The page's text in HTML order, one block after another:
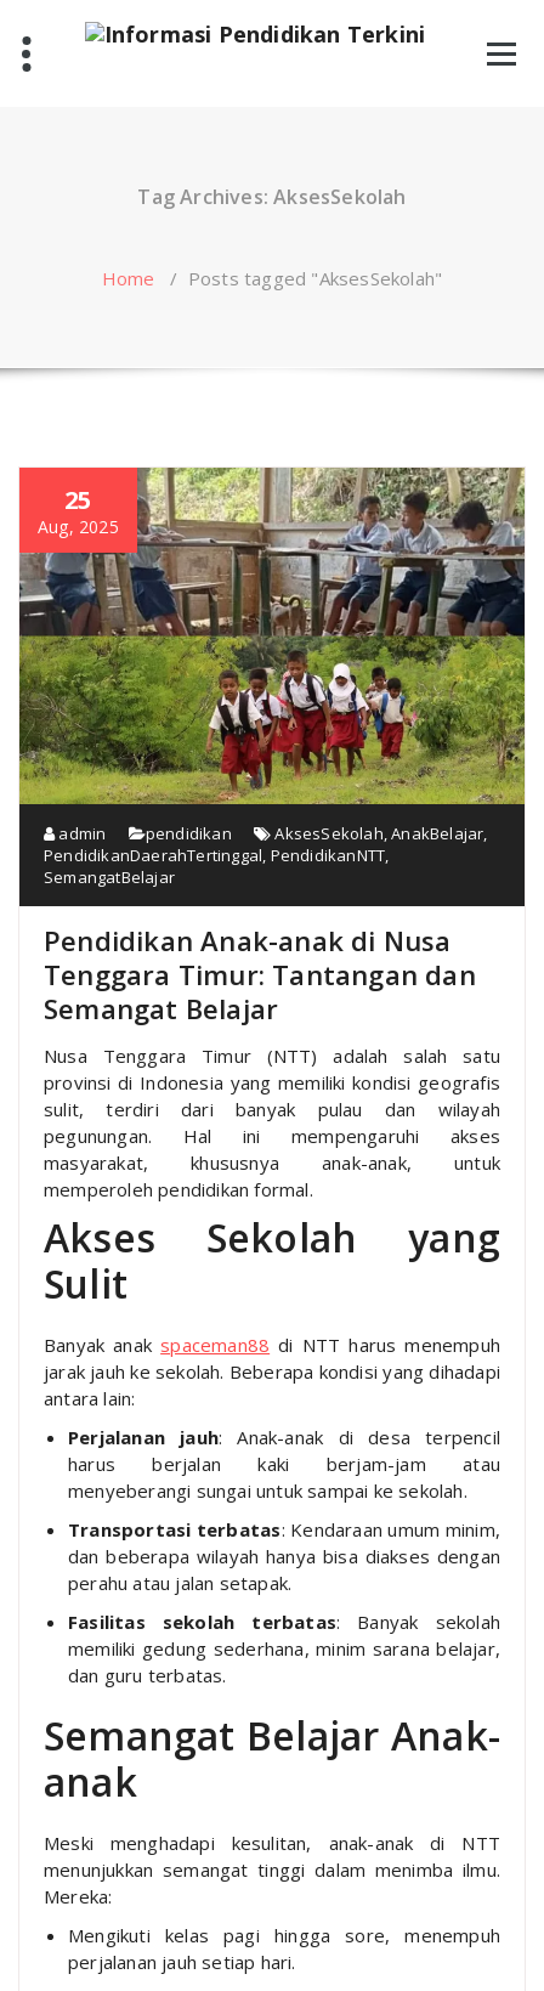
content
Tag Archives: AksesSekolah
Home / Posts tagged "AksesSekolah"
25
Aug, 2025
admin pendidikan AksesSekolah,AnakBelajar,
PendidikanDaerahTertinggal, PendidikanNTT,
SemangatBelajar
Pendidikan Anak-anak di Nusa
Tenggara Timur: Tantangan dan
Semangat Belajar
Nusa Tenggara Timur (NTT) adalah salah satu
provinsi di Indonesia yang memiliki kondisi geografis
sulit, terdiri dari banyak pulau dan wilayah
pegunungan. Hal ini mempengaruhi akses
masyarakat, khususnya anak-anak, untuk
memperoleh pendidikan formal.
Akses Sekolah yang
Sulit
Banyak anak spaceman88 di NTT harus menempuh
jarak jauh ke sekolah. Beberapa kondisi yang dihadapi
antara lain:
Perjalanan jauh: Anak-anak di desa terpencil
harus berjalan kaki berjam-jam atau
menyeberangi sungai untuk sampai ke sekolah.
Transportasi terbatas: Kendaraan umum minim,
dan beberapa wilayah hanya bisa diakses dengan
perahu atau jalan setapak.
Fasilitas sekolah terbatas: Banyak sekolah
memiliki gedung sederhana, minim sarana belajar,
dan guru terbatas.
Semangat Belajar Anak-
anak
Meski menghadapi kesulitan, anak-anak di NTT
menunjukkan semangat tinggi dalam menimba ilmu.
Mereka:
Mengikuti kelas pagi hingga sore, menempuh
perjalanan jauh setiap hari.